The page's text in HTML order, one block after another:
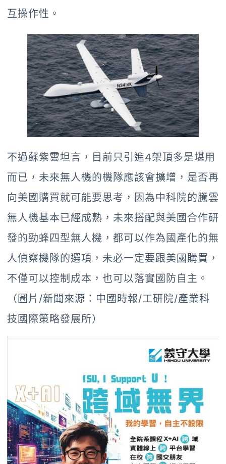
互操作性。
不過蘇紫雲坦言，目前只引進4架頂多是堪用
而已，未來無人機的機隊應該會擴增，是否再
向美國購買就可能要思考，因為中科院的騰雲
無人機基本已經成熟，未來搭配與美國合作研
發的勁蜂四型無人機，都可以作為國產化的無
人偵察機隊的選項，未必一定要跟美國購買，
不僅可以控制成本，也可以落實國防自主。
（圖片/新聞來源：中國時報/工研院/產業科
技國際策略發展所）